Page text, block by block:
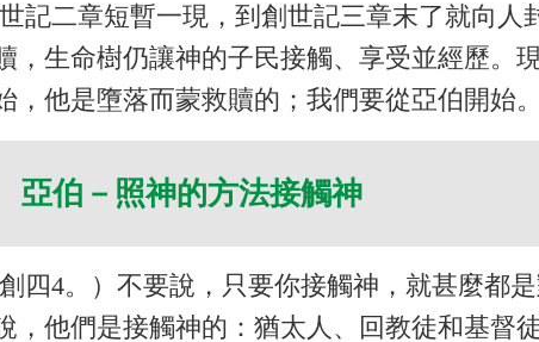
記二章短暫一現，到創世記三章末了就向人
生命樹仍讓神的子民接觸、享受並經歷。
他是墮落而蒙救贖的；我們要從亞伯開始。
亞伯－照神的方法接觸神
四4。）不要說，只要你接觸神，就甚麼都
他們是接觸神的：猶太人、回教徒和基督